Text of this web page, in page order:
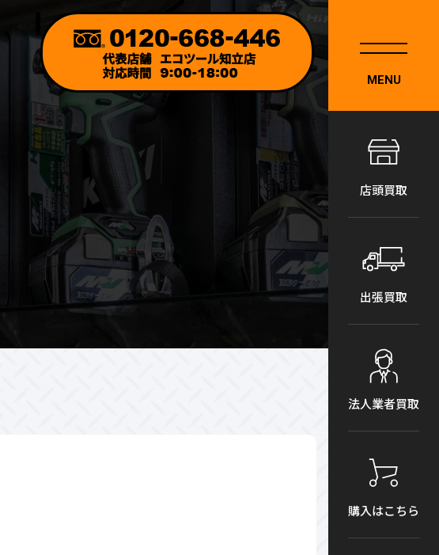
MENU
店頭買取
出張買取
法人業者買取
購入はこちら